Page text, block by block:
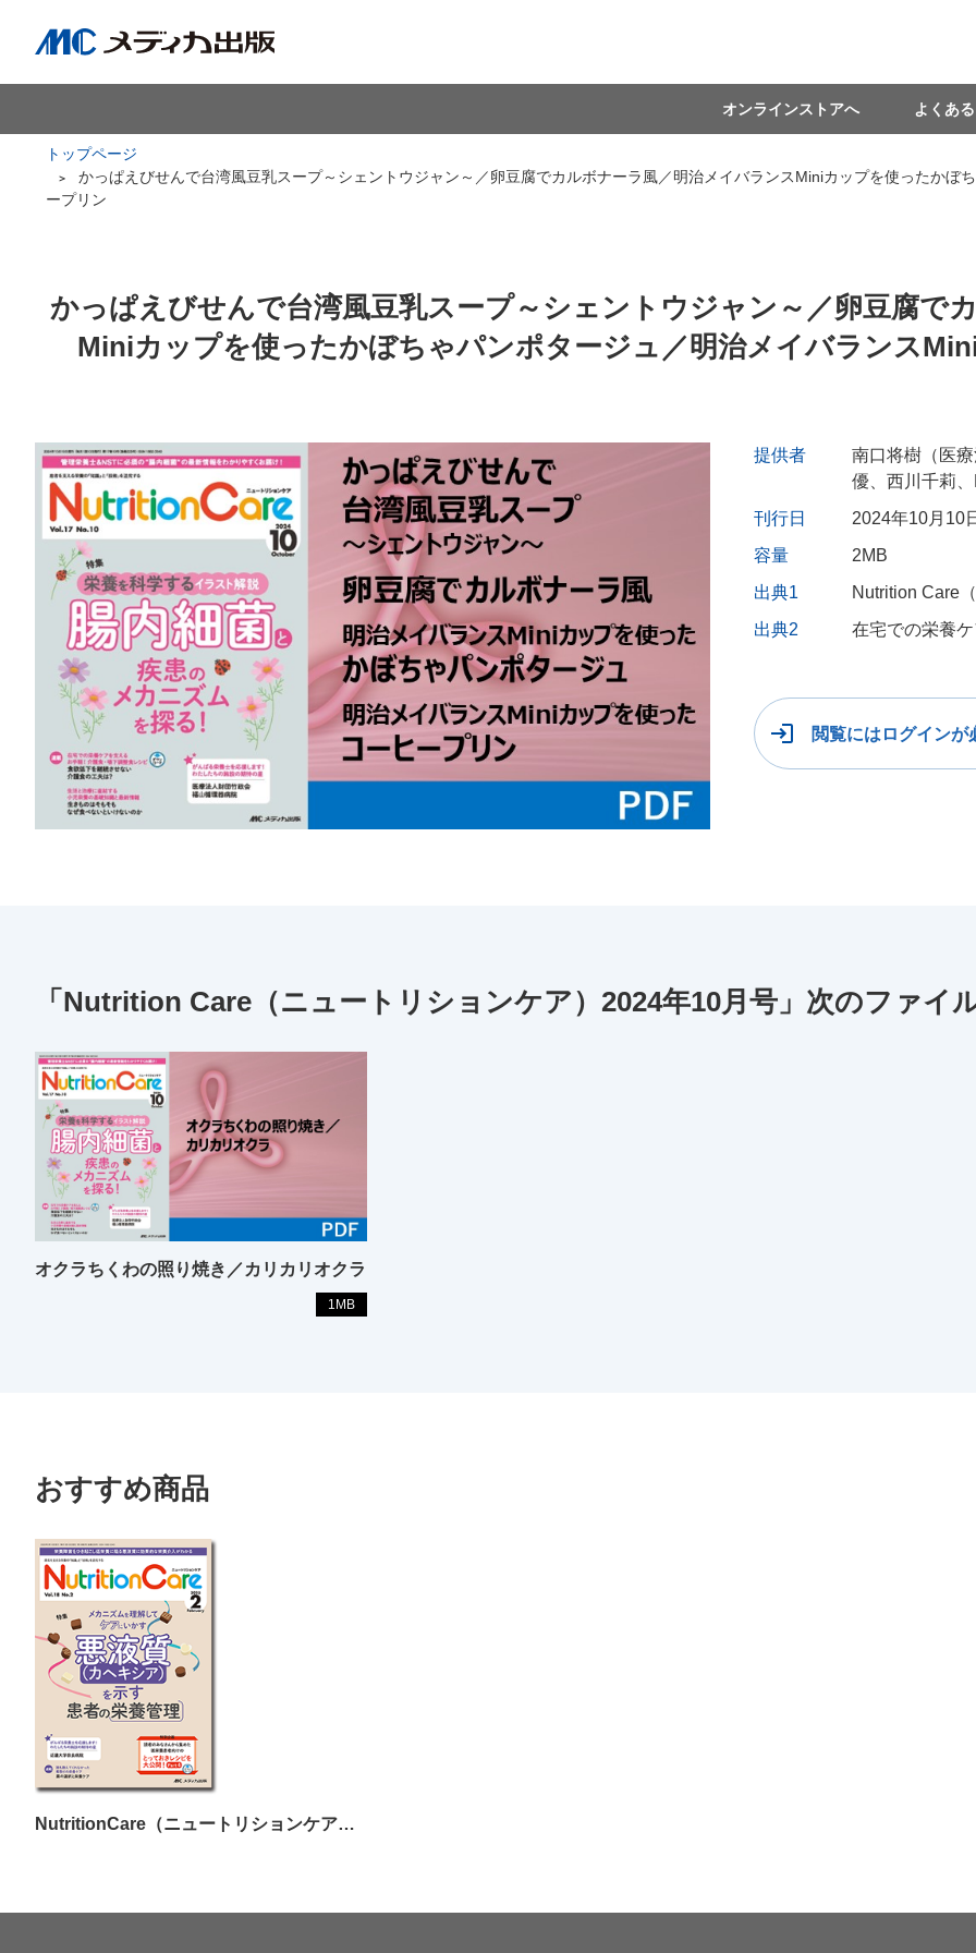
オンラインストアへ よくあ
トップページ
かっぱえびせんで台湾風豆乳スープ～シェントウジャン～／卵豆腐でカルボナーラ風／明治メイバランスMiniカップを使ったかぼ
ープリン
かっぱえびせんで台湾風豆乳スープ～シェントウジャン～／卵豆腐で
Miniカップを使ったかぼちゃパンポタージュ／明治メイバランス
提供者
南口将樹（医
優、西川千莉
刊行日
2024年10月10
容量
2MB
出典1
Nutrition Care
出典2
在宅での栄養
閲覧にはログインが
「Nutrition Care（ニュートリションケア）2024年10月号」次のファイ
オクラちくわの照り焼き／カリカリオクラ
1MB
おすすめ商品
NutritionCare（ニュートリションケア）2025年2月号